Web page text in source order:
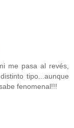
me pasa al revés,
tipo...aunque
fenomenal!!!